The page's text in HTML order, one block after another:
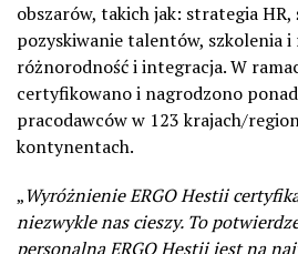
obszarów, takich jak: strategia
pozyskiwanie talentów, szkolenia
różnorodność i integracja. W
certyfikowano i nagrodzono
pracodawców w 123 krajach/
kontynentach.
„Wyróżnienie ERGO Hestii
niezwykle nas cieszy. To
personalna ERGO Hestii jest na